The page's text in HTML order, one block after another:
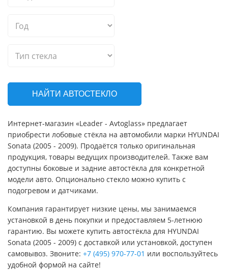
НАЙТИ АВТОСТЕКЛО
Интернет-магазин «Leader - Avtoglass» предлагает
приобрести лобовые стёкла на автомобили марки HYUNDAI
Sonata (2005 - 2009). Продаётся только оригинальная
продукция, товары ведущих производителей. Также вам
доступны боковые и задние автостёкла для конкретной
модели авто. Опционально стекло можно купить с
подогревом и датчиками.
Компания гарантирует низкие цены, мы занимаемся
установкой в день покупки и предоставляем 5-летнюю
гарантию. Вы можете купить автостёкла для HYUNDAI
Sonata (2005 - 2009) с доставкой или установкой, доступен
самовывоз. Звоните: +7 (495) 970-77-01 или воспользуйтесь
удобной формой на сайте!